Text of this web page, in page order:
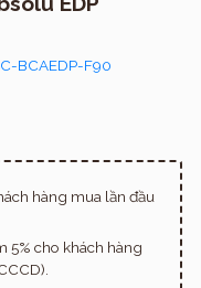
BCAEDP-F90
hàng mua lần đầu
5% cho khách hàng